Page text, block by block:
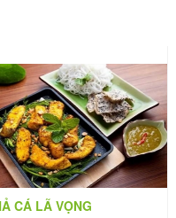
CÁ LÃ VỌNG